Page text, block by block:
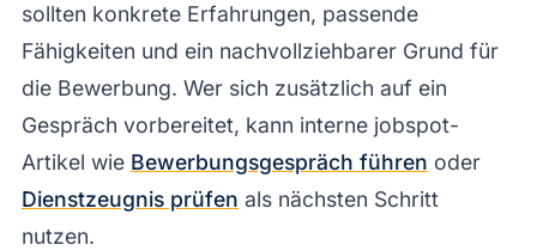
sollten konkrete Erfahrungen, passende
Fähigkeiten und ein nachvollziehbarer Grund für
die Bewerbung. Wer sich zusätzlich auf ein
Gespräch vorbereitet, kann interne jobspot-
Artikel wie Bewerbungsgespräch führen oder
Dienstzeugnis prüfen als nächsten Schritt
nutzen.